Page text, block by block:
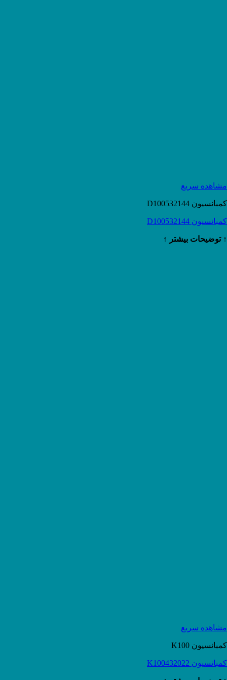
مشاهده سریع
کمبانسیون D100532144
کمبانسیون D100532144
↑ توضیحات بیشتر ↑
مشاهده سریع
کمبانسیون K100
کمبانسیون K100432022